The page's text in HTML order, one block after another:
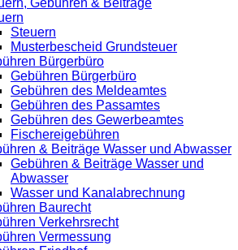
Gebühren & Beiträge
Steuern
Musterbescheid Grundsteuer
Bürgerbüro
Gebühren Bürgerbüro
Gebühren des Meldeamtes
Gebühren des Passamtes
Gebühren des Gewerbeamtes
Fischereigebühren
& Beiträge Wasser und Abwasser
Gebühren & Beiträge Wasser und
Abwasser
Wasser und Kanalabrechnung
Baurecht
Verkehrsrecht
Vermessung